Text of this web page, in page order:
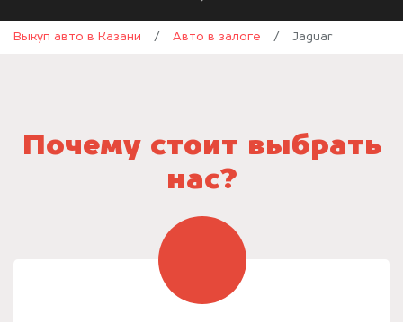
Выкуп авто в Казани / Авто в залоге / Jaguar
Почему стоит выбрать
нас?